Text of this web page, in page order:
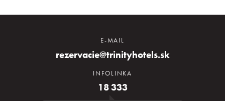
E-MAIL
rezervacie@trinityhotels.sk
INFOLINKA
18 333